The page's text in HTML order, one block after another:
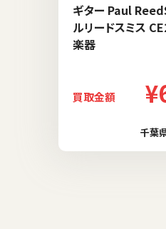
ギター Paul
ルリードスミス
楽器
買取金額
千葉